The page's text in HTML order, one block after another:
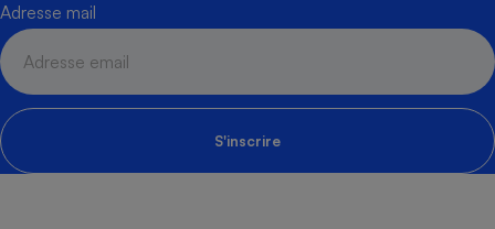
Adresse mail
S'inscrire